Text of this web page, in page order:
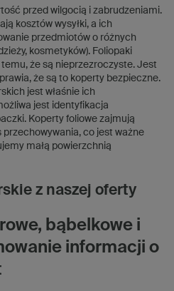
przed wilgocią i zabrudzeniami.
kosztów wysyłki, a ich
przedmiotów o różnych
kosmetyków). Foliopaki
że są nieprzezroczyste. Jest
że są to koperty bezpieczne.
jest właśnie ich
jest identyfikacja
Koperty foliowe zajmują
przechowywania, co jest ważne
małą powierzchnią
z naszej oferty
bąbelkowe i
informacji o